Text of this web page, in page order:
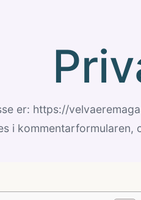
er: https://
i